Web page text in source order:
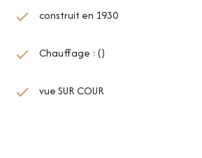
construit en 1930
Chauffage : ()
vue SUR COUR